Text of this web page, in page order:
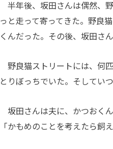
半年後、坂田さんは偶然、
っと走って寄ってきた。野良
くんだった。その後、坂田さ
野良猫ストリートには、何
とりぼっちでいた。そしてい
坂田さんは夫に、かつおく
「かもめのことを考えたら飼